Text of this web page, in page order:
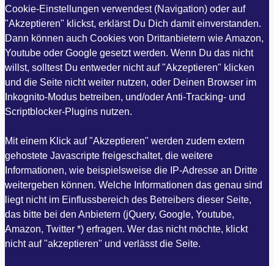
Cookie-Einstellungen verwendest (Navigation) oder auf
"Akzeptieren" klickst, erklärst Du Dich damit einverstanden.
Dann können auch Cookies von Drittanbietern wie Amazon,
Youtube oder Google gesetzt werden. Wenn Du das nicht
willst, solltest Du entweder nicht auf "Akzeptieren" klicken
und die Seite nicht weiter nutzen, oder Deinen Browser im
Inkognito-Modus betreiben, und/oder Anti-Tracking- und
Scriptblocker-Plugins nutzen.
Mit einem Klick auf "Akzeptieren" werden zudem extern
gehostete Javascripte freigeschaltet, die weitere
Informationen, wie beispielsweise die IP-Adresse an Dritte
weitergeben können. Welche Informationen das genau sind
liegt nicht im Einflussbereich des Betreibers dieser Seite,
das bitte bei den Anbietern (jQuery, Google, Youtube,
Amazon, Twitter *) erfragen. Wer das nicht möchte, klickt
nicht auf "akzeptieren" und verlässt die Seite.